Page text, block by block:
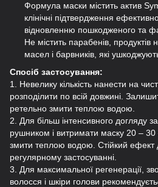
Формула маски містить актив
клінічні підтвердження
відновленню пошкодженого та
Не містить парабенів, продуктів
масел і барвників, які
Спосіб застосування:
1. Невелику кількість нанести на
розподілити по всій довжині.
ретельно змити теплою водою.
2. Для більш інтенсивного догляду
рушником і витримати маску 20 – 30
змити теплою водою. Стійкий ефект
регулярному застосуванні.
3. Для максимальної регенерації,
волосся і шкіри голови